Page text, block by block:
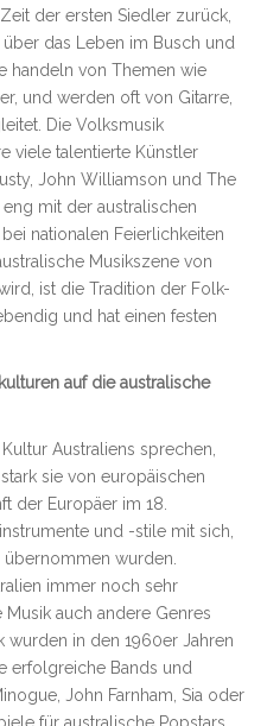
der ersten Siedler zurück,
das Leben im Busch und
handeln von Themen wie
und werden oft von Gitarre,
Die Volksmusik
viele talentierte Künstler
John Williamson und The
mit der australischen
nationalen Feierlichkeiten
Musikszene von
ist die Tradition der Folk-
und hat einen festen
auf die australische
Australiens sprechen,
sie von europäischen
der Europäer im 18.
und -stile mit sich,
wurden.
immer noch sehr
auch andere Genres
wurden in den 1960er Jahren
erfolgreiche Bands und
John Farnham, Sia oder